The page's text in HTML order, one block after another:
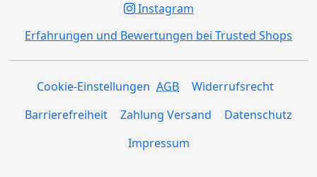
Instagram
Erfahrungen und Bewertungen bei Trusted Shops
Cookie-Einstellungen AGB
Widerrufsrecht
Barrierefreiheit
Zahlung Versand
Datenschutz
Impressum